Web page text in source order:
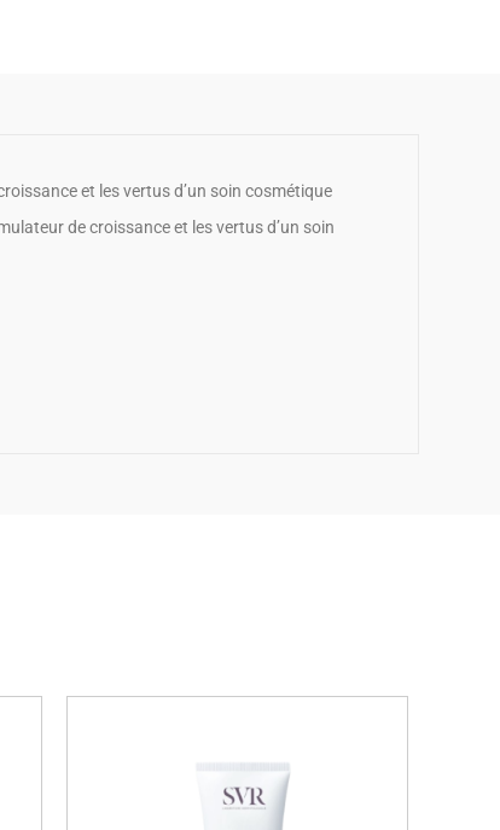
et les vertus d’un soin cosmétique
de croissance et les vertus d’un soin